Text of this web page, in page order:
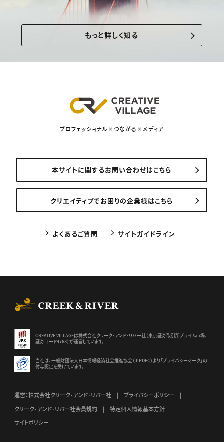
もっと詳しく知る
プロフェッショナル×つながる×メディア
本サイトに関するお問い合わせはこちら
クリエイティブでお困りの企業様はこちら
よくあるご質問 サイトガイドライン
CREATIVE VILLAGEは株式会社クリーク･アンド･リバー社（東京証券取引所プライム市場、
証券コード4763）が運営しています。
当社は、一般財団法人日本情報経済社会推進協会（JIPDEC）より 「プライバシーマーク」の
付与認定を受けています。
運営：株式会社クリーク･アンド･リバー社
プライバシーポリシー
クリーク･アンド･リバー社会員規約
特定個人情報基本方針
サイトポリシー